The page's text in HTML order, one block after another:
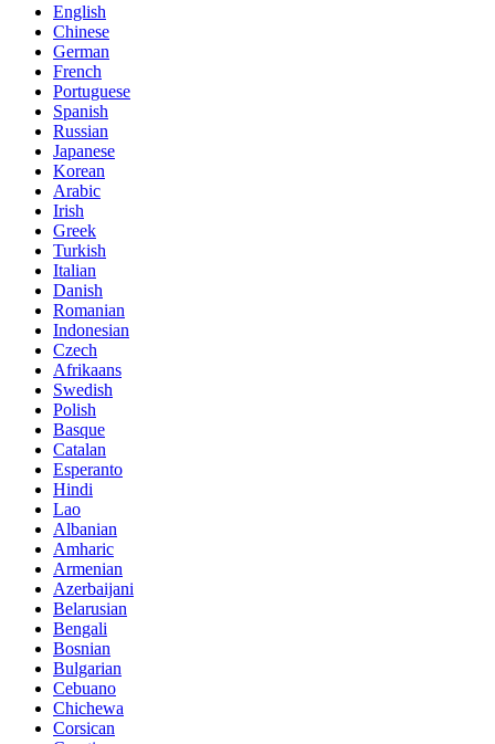
English
Chinese
German
French
Portuguese
Spanish
Russian
Japanese
Korean
Arabic
Irish
Greek
Turkish
Italian
Danish
Romanian
Indonesian
Czech
Afrikaans
Swedish
Polish
Basque
Catalan
Esperanto
Hindi
Lao
Albanian
Amharic
Armenian
Azerbaijani
Belarusian
Bengali
Bosnian
Bulgarian
Cebuano
Chichewa
Corsican